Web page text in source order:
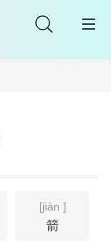
[jiàn ]
箭